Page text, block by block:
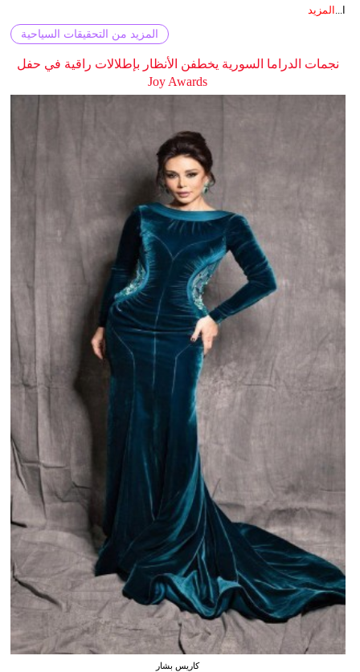
ا... المزيد
المزيد من التحقيقات السياحية
نجمات الدراما السورية يخطفن الأنظار بإطلالات راقية في حفل
Joy Awards
كاريس بشار